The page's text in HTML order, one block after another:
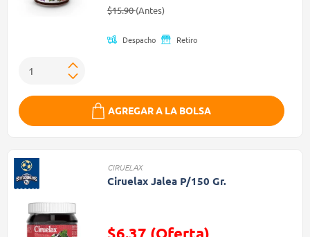
Precio reducido de
$15.90(Antes)(Oferta)
Despacho Retiro
AGREGAR A LA BOLSA
CIRUELAX
Ciruelax Jalea P/150 Gr.
$6.37 (Oferta)